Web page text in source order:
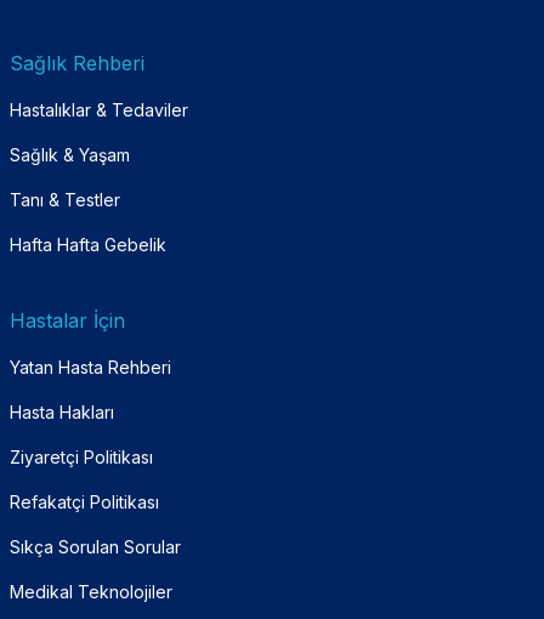
Sağlık Rehberi
Hastalıklar & Tedaviler
Sağlık & Yaşam
Tanı & Testler
Hafta Hafta Gebelik
Hastalar İçin
Yatan Hasta Rehberi
Hasta Hakları
Ziyaretçi Politikası
Refakatçi Politikası
Sıkça Sorulan Sorular
Medikal Teknolojiler